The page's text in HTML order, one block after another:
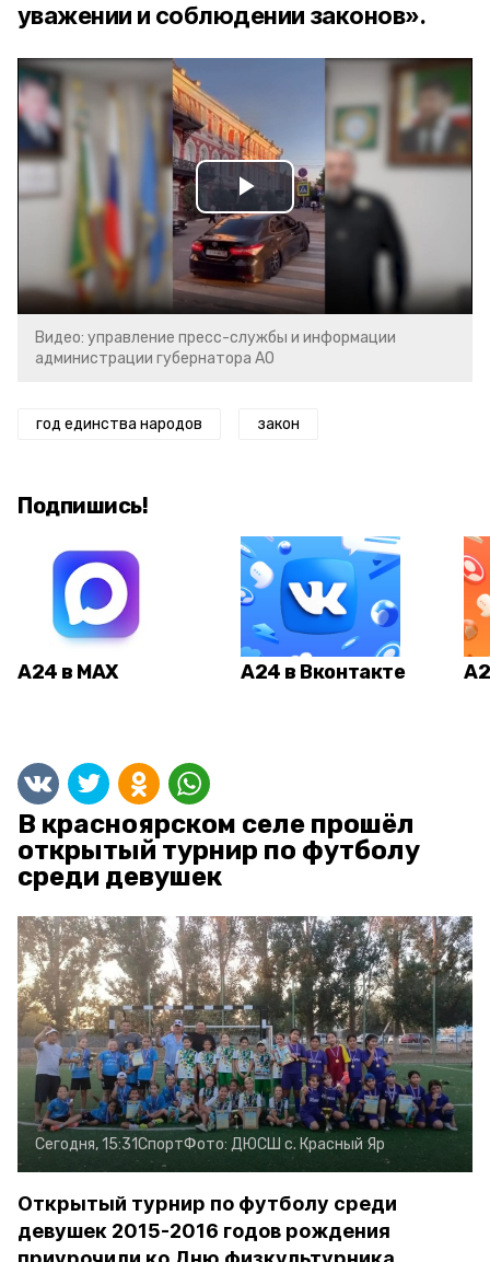
уважении и соблюдении законов».
Play
Video
Видео: управление пресс-службы и информации
администрации губернатора АО
год единства народов закон
Подпишись!
А24 в MAX А24 в Вконтакте
В красноярском селе прошёл
открытый турнир по футболу
среди девушек
Сегодня, 15:31СпортФото: ДЮСШ с. Красный Яр
Открытый турнир по футболу среди
девушек 2015-2016 годов рождения